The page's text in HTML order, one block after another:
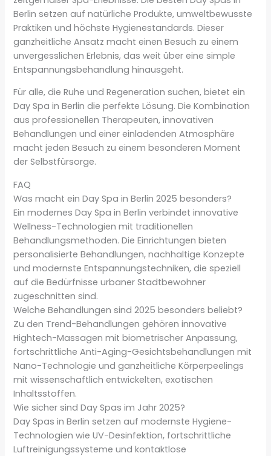
Berlin setzen auf natürliche Produkte, umweltbewusste
Praktiken und höchste Hygienestandards. Dieser
ganzheitliche Ansatz macht einen Besuch zu einem
unvergesslichen Erlebnis, das weit über eine simple
Entspannungsbehandlung hinausgeht.
Für alle, die Ruhe und Regeneration suchen, bietet ein
Day Spa in Berlin die perfekte Lösung. Die Kombination
aus professionellen Therapeuten, innovativen
Behandlungen und einer einladenden Atmosphäre
macht jeden Besuch zu einem besonderen Moment
der Selbstfürsorge.
FAQ
Was macht ein Day Spa in Berlin 2025 besonders?
Ein modernes Day Spa in Berlin verbindet innovative
Wellness-Technologien mit traditionellen
Behandlungsmethoden. Die Einrichtungen bieten
personalisierte Behandlungen, nachhaltige Konzepte
und modernste Entspannungstechniken, die speziell
auf die Bedürfnisse urbaner Stadtbewohner
zugeschnitten sind.
Welche Behandlungen sind 2025 besonders beliebt?
Zu den Trend-Behandlungen gehören innovative
Hightech-Massagen mit biometrischer Anpassung,
fortschrittliche Anti-Aging-Gesichtsbehandlungen mit
Nano-Technologie und ganzheitliche Körperpeelings
mit wissenschaftlich entwickelten, exotischen
Inhaltsstoffen.
Wie sicher sind Day Spas im Jahr 2025?
Day Spas in Berlin setzen auf modernste Hygiene-
Technologien wie UV-Desinfektion, fortschrittliche
Luftreinigungssysteme und kontaktlose